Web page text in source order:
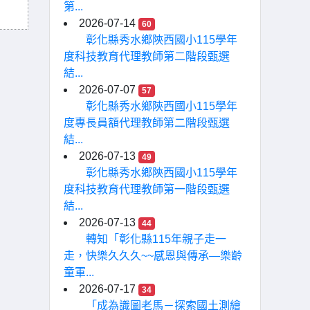
第...
2026-07-14
60
彰化縣秀水鄉陝西國小115學年
度科技教育代理教師第二階段甄選
結...
2026-07-07
57
彰化縣秀水鄉陝西國小115學年
度專長員額代理教師第二階段甄選
結...
2026-07-13
49
彰化縣秀水鄉陝西國小115學年
度科技教育代理教師第一階段甄選
結...
2026-07-13
44
轉知「彰化縣115年親子走一
走，快樂久久久~~感恩與傳承—樂齡
童軍...
2026-07-17
34
「成為識圖老馬－探索國土測繪